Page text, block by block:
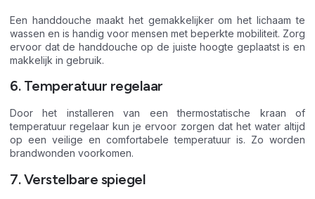
Een handdouche maakt het gemakkelijker om het lichaam te
wassen en is handig voor mensen met beperkte mobiliteit. Zorg
ervoor dat de handdouche op de juiste hoogte geplaatst is en
makkelijk in gebruik.
6. Temperatuur regelaar
Door het installeren van een thermostatische kraan of
temperatuur regelaar kun je ervoor zorgen dat het water altijd
op een veilige en comfortabele temperatuur is. Zo worden
brandwonden voorkomen.
7. Verstelbare spiegel